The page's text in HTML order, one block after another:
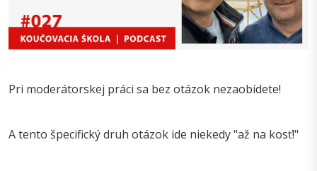
Pri moderátorskej práci sa bez otázok nezaobídete!
A tento špecifický druh otázok ide niekedy "až na kosť!"